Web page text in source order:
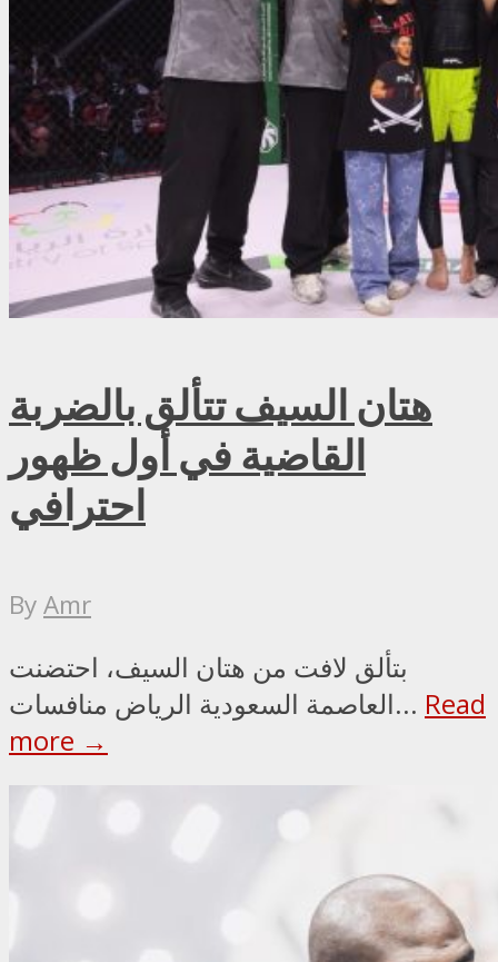
هتان السيف تتألق بالضربة
القاضية في أول ظهور
احترافي
ByAmr
بتألق لافت من هتان السيف، احتضنت
العاصمة السعودية الرياض منافسات... Read
more →